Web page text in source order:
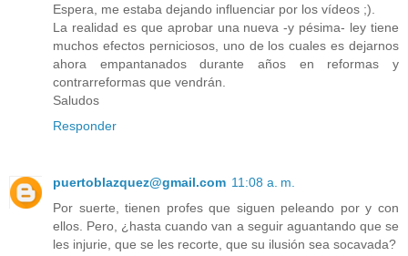
Espera, me estaba dejando influenciar por los vídeos ;).
La realidad es que aprobar una nueva -y pésima- ley tiene
muchos efectos perniciosos, uno de los cuales es dejarnos
ahora empantanados durante años en reformas y
contrarreformas que vendrán.
Saludos
Responder
puertoblazquez@gmail.com 11:08 a. m.
Por suerte, tienen profes que siguen peleando por y con
ellos. Pero, ¿hasta cuando van a seguir aguantando que se
les injurie, que se les recorte, que su ilusión sea socavada?